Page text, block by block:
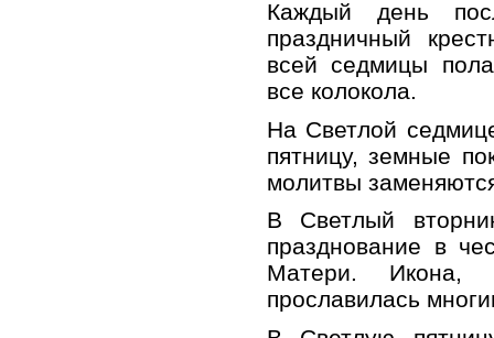
Каждый день
праздничный
всей седмицы
все колокола.
На Светлой
пятницу, земные
молитвы
В Светлый
празднование в
Матери. Икона,
прославилась